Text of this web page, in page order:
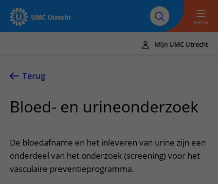
Naar hoofdinhoud
Over UMC
Utrecht
Research
Werken bij het UMC
Utrecht
menu
UMC Utrecht
Zorg en behandeling
Behandelingen
Poliklinieken
Afspraak maken of wijzigen
Bezoek aan de polikliniek
In het ziekenhuis
Op bezoek in het UMC Utrecht
Contact en route
Mijn UMC Utrecht
Terug
Bloed- en urineonderzoek
De bloedafname en het inleveren van urine zijn een
onderdeel van het onderzoek (screening) voor het
vasculaire preventieprogramma.